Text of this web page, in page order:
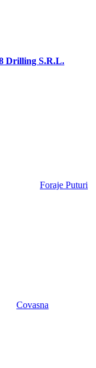
Drilling S.R.L.
Foraje Puturi
Covasna